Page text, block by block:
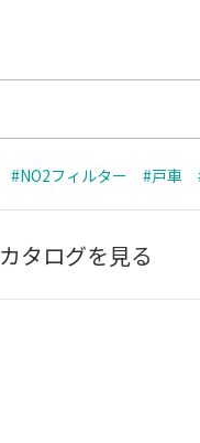
#NO2フィルター #戸車
カタログを見る